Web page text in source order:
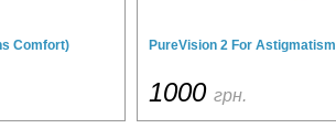
Comfort) PureVision 2 For Astigmatism
1000 грн.